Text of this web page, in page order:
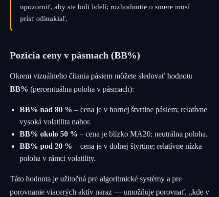
upozorniť, aby ste boli bdelí; rozhodnutie o smere musí
prísť odinakiaľ.
Pozícia ceny v pásmach (BB%)
Okrem vizuálneho čítania pásiem môžete sledovať hodnotu
BB% (percentuálna poloha v pásmach):
BB% nad 80 % – cena je v hornej štvrtine pásiem; relatívne
vysoká volatilita nahor.
BB% okolo 50 % – cena je blízko MA20; neutrálna poloha.
BB% pod 20 % – cena je v dolnej štvrtine; relatívne nízka
poloha v rámci volatility.
Táto hodnota je užitočná pre algoritmické systémy a pre
porovnanie viacerých aktív naraz — umožňuje porovnať, „kde v